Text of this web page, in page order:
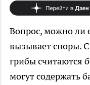
Вопрос, можно ли
вызывает споры.
грибы считаются
могут содержать